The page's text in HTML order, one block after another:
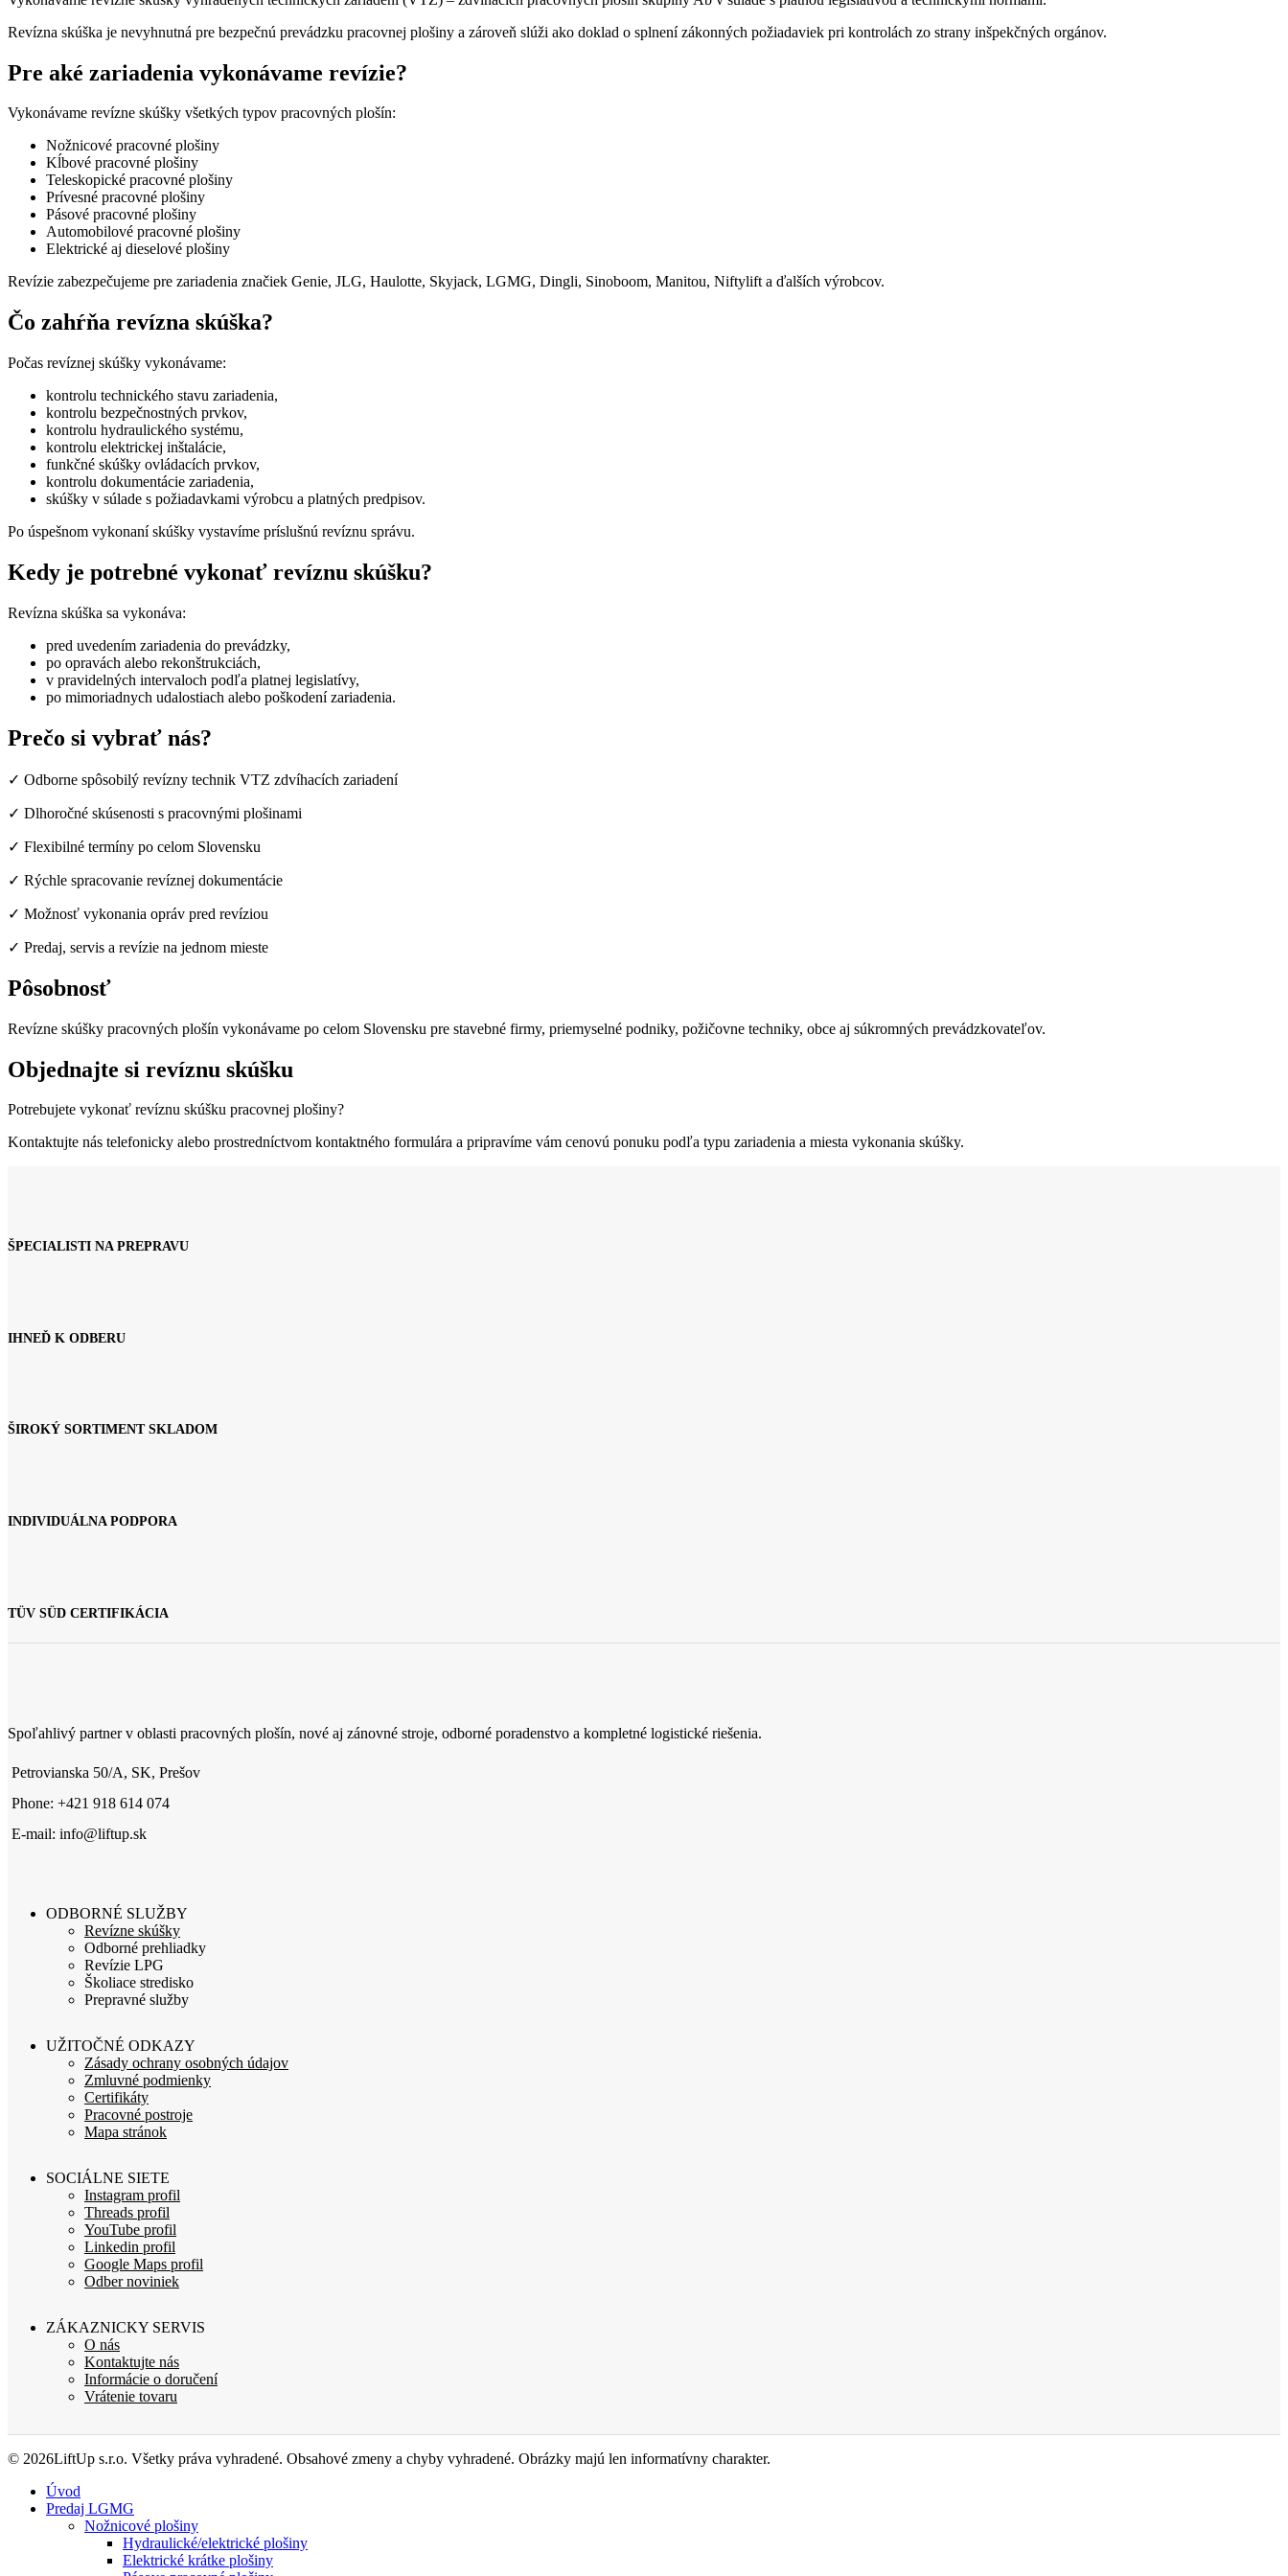
Revízna skúška je nevyhnutná pre bezpečnú prevádzku pracovnej plošiny a zároveň slúži ako doklad o splnení zákonných požiadaviek pri kontrolách zo strany inšpekčných orgánov.
Pre aké zariadenia vykonávame revízie?
Vykonávame revízne skúšky všetkých typov pracovných plošín:
Nožnicové pracovné plošiny
Kĺbové pracovné plošiny
Teleskopické pracovné plošiny
Prívesné pracovné plošiny
Pásové pracovné plošiny
Automobilové pracovné plošiny
Elektrické aj dieselové plošiny
Revízie zabezpečujeme pre zariadenia značiek Genie, JLG, Haulotte, Skyjack, LGMG, Dingli, Sinoboom, Manitou, Niftylift a ďalších výrobcov.
Čo zahŕňa revízna skúška?
Počas revíznej skúšky vykonávame:
kontrolu technického stavu zariadenia,
kontrolu bezpečnostných prvkov,
kontrolu hydraulického systému,
kontrolu elektrickej inštalácie,
funkčné skúšky ovládacích prvkov,
kontrolu dokumentácie zariadenia,
skúšky v súlade s požiadavkami výrobcu a platných predpisov.
Po úspešnom vykonaní skúšky vystavíme príslušnú revíznu správu.
Kedy je potrebné vykonať revíznu skúšku?
Revízna skúška sa vykonáva:
pred uvedením zariadenia do prevádzky,
po opravách alebo rekonštrukciách,
v pravidelných intervaloch podľa platnej legislatívy,
po mimoriadnych udalostiach alebo poškodení zariadenia.
Prečo si vybrať nás?
✓ Odborne spôsobilý revízny technik VTZ zdvíhacích zariadení
✓ Dlhoročné skúsenosti s pracovnými plošinami
✓ Flexibilné termíny po celom Slovensku
✓ Rýchle spracovanie revíznej dokumentácie
✓ Možnosť vykonania opráv pred revíziou
✓ Predaj, servis a revízie na jednom mieste
Pôsobnosť
Revízne skúšky pracovných plošín vykonávame po celom Slovensku pre stavebné firmy, priemyselné podniky, požičovne techniky, obce aj súkromných prevádzkovateľov.
Objednajte si revíznu skúšku
Potrebujete vykonať revíznu skúšku pracovnej plošiny?
Kontaktujte nás telefonicky alebo prostredníctvom kontaktného formulára a pripravíme vám cenovú ponuku podľa typu zariadenia a miesta vykonania skúšky.
ŠPECIALISTI NA PREPRAVU
IHNEĎ K ODBERU
ŠIROKÝ SORTIMENT SKLADOM
INDIVIDUÁLNA PODPORA
TÜV SÜD CERTIFIKÁCIA
Spoľahlivý partner v oblasti pracovných plošín, nové aj zánovné stroje, odborné poradenstvo a kompletné logistické riešenia.
Petrovianska 50/A, SK, Prešov
Phone: +421 918 614 074
E-mail: info@liftup.sk
ODBORNÉ SLUŽBY
Revízne skúšky
Odborné prehliadky
Revízie LPG
Školiace stredisko
Prepravné služby
UŽITOČNÉ ODKAZY
Zásady ochrany osobných údajov
Zmluvné podmienky
Certifikáty
Pracovné postroje
Mapa stránok
SOCIÁLNE SIETE
Instagram profil
Threads profil
YouTube profil
Linkedin profil
Google Maps profil
Odber noviniek
ZÁKAZNICKY SERVIS
O nás
Kontaktujte nás
Informácie o doručení
Vrátenie tovaru
© 2026LiftUp s.r.o. Všetky práva vyhradené. Obsahové zmeny a chyby vyhradené. Obrázky majú len informatívny charakter.
Úvod
Predaj LGMG
Nožnicové plošiny
Hydraulické/elektrické plošiny
Elektrické krátke plošiny